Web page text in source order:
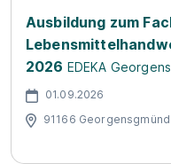
Ausbildung zum
2026 EDEKA
01.09.2026
91166 Georgensgmünd